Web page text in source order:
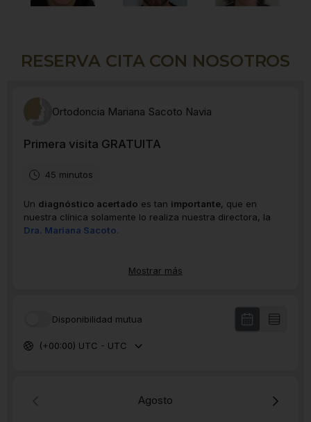
RESERVA CITA CON NOSOTROS